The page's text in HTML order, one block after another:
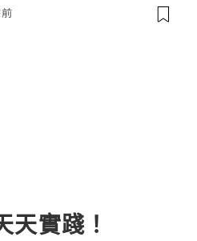
天實踐！